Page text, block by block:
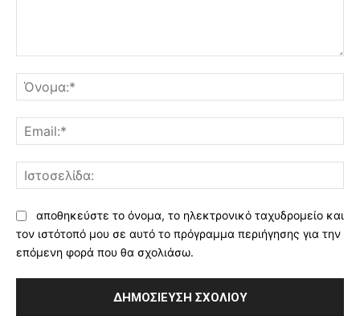
αποθηκεύστε το όνομα, το ηλεκτρονικό ταχυδρομείο και
τον ιστότοπό μου σε αυτό το πρόγραμμα περιήγησης για την
επόμενη φορά που θα σχολιάσω.